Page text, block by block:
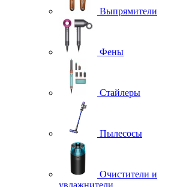
Выпрямители
Фены
Стайлеры
Пылесосы
Очистители и